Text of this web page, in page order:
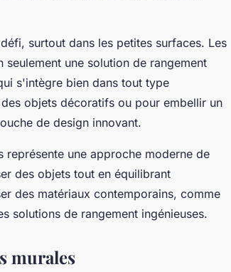
surtout dans les petites surfaces. Les
une solution de rangement
s'intègre bien dans tout type
objets décoratifs ou pour embellir un
de design innovant.
représente une approche moderne de
des objets tout en équilibrant
des matériaux contemporains, comme
solutions de rangement ingénieuses.
murales